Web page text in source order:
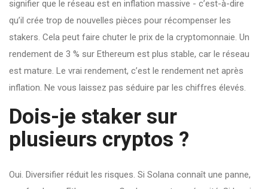
signifier que le réseau est en inflation massive - c’est-à-dire
qu’il crée trop de nouvelles pièces pour récompenser les
stakers. Cela peut faire chuter le prix de la cryptomonnaie. Un
rendement de 3 % sur Ethereum est plus stable, car le réseau
est mature. Le vrai rendement, c’est le rendement net après
inflation. Ne vous laissez pas séduire par les chiffres élevés.
Dois-je staker sur
plusieurs cryptos ?
Oui. Diversifier réduit les risques. Si Solana connaît une panne,